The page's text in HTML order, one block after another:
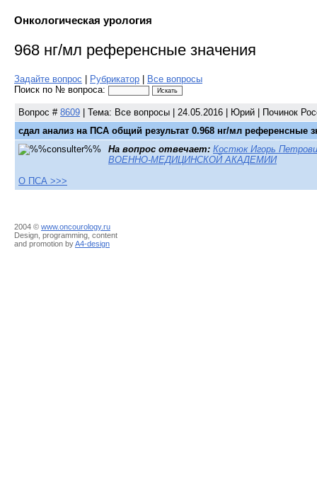
Онкологическая урология
968 нг/мл референсные значения
Задайте вопрос Рубрикатор
Все вопросы
Поиск по № вопроса:
Вопрос # 8609 | Тема: Все вопросы | 24.05.2016 | Юрий | Починок
сдал анализ на ПСА общий результат 0.968 нг/мл референсные
На вопрос отвечает: Костюк Игорь
ВОЕННО-МЕДИЦИНСКОЙ АКАДЕМИИ
О ПСА >>>
2004 © www.oncourology.ru
Design, programming, content
and promotion byA4-design